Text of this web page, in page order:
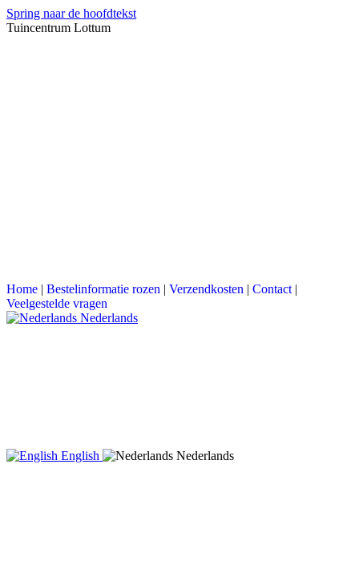
Spring naar de hoofdtekst
Tuincentrum Lottum
Home | Bestelinformatie rozen | Verzendkosten | Contact |
Veelgestelde vragen
Nederlands
English Nederlands